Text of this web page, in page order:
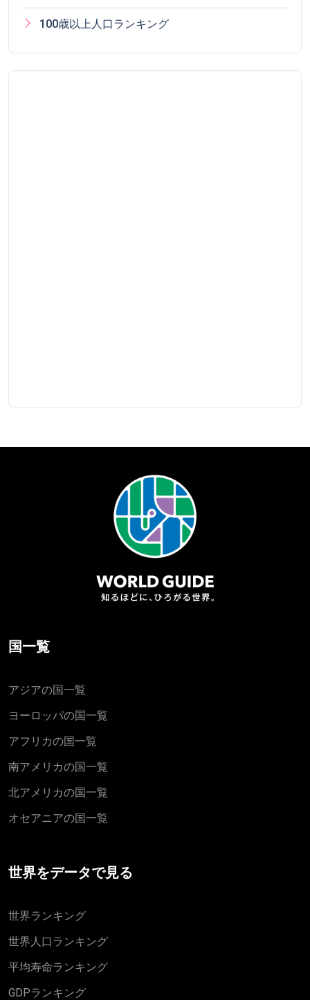
100歳以上人口ランキング
国一覧
アジアの国一覧
ヨーロッパの国一覧
アフリカの国一覧
南アメリカの国一覧
北アメリカの国一覧
オセアニアの国一覧
世界をデータで見る
世界ランキング
世界人口ランキング
平均寿命ランキング
GDPランキング